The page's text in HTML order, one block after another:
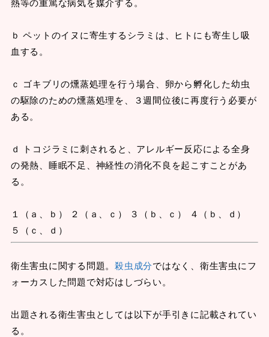
ｂ ペットのイヌに寄生するシラミは、ヒトにも寄生し吸
血する。
ｃ ゴキブリの燻蒸処理を行う場合、卵から孵化した幼虫
の駆除のための燻蒸処理を、３週間位後に再度行う必要が
ある。
ｄ トコジラミに刺されると、アレルギー反応による全身
の発熱、睡眠不足、神経性の消化不良を起こすことがあ
る。
１（ａ、ｂ） ２（ａ、ｃ） ３（ｂ、ｃ） ４（ｂ、ｄ）
５（ｃ、ｄ）
衛生害虫に関する問題。殺虫成分ではなく、衛生害虫にフ
ォーカスした問題で対応はしづらい。
出題される衛生害虫としては以下が手引きに記載されてい
る。